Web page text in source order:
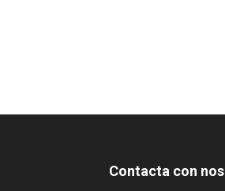
Contacta con